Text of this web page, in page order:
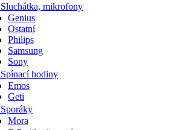
Sluchátka, mikrofony
Genius
Ostatní
Philips
Samsung
Sony
Spínací hodiny
Emos
Geti
Sporáky
Mora